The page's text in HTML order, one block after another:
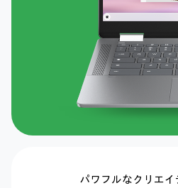
パワフルなクリエイ